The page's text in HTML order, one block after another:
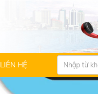
LIÊN HỆ